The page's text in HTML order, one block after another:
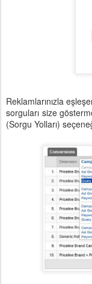
Reklamlarınızla
sorguları size
(Sorgu Yolları)